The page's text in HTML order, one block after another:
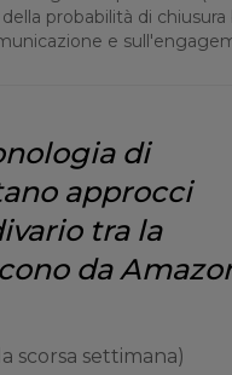
probabilità di chiusura
e
di
approcci
tra la
da
scorsa settimana)